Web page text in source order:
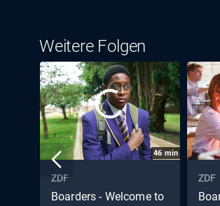
Weitere Folgen
46 min
ZDF
Boarders - Welcome to
ZDF